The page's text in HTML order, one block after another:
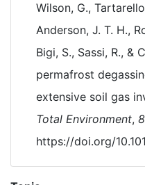
Wilson, G.,
Anderson, J. T. H.,
Bigi, S., Sassi, R., &
permafrost
extensive soil gas
Total Environment,
https://doi.org/